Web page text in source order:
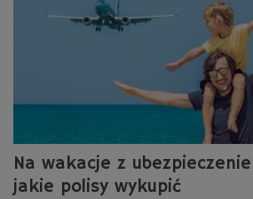
Na wakacje z
jakie polisy wykupić